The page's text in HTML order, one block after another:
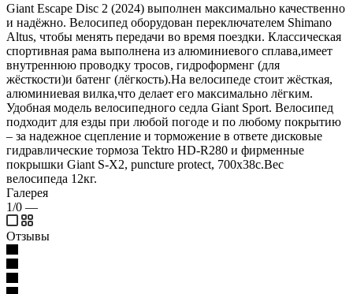
Giant Escape Disc 2 (2024) выполнен максимально качественно
и надёжно. Велосипед оборудован переключателем Shimano
Altus, чтобы менять передачи во время поездки. Классическая
спортивная рама выполнена из алюминиевого сплава,имеет
внутреннюю проводку тросов, гидроформенг (для
жёсткости)и батенг (лёгкость).На велосипеде стоит жёсткая,
алюминиевая вилка,что делает его максимально лёгким.
Удобная модель велосипедного седла Giant Sport. Велосипед
подходит для езды при любой погоде и по любому покрытию
– за надежное сцепление и торможение в ответе дисковые
гидравлические тормоза Tektro HD-R280 и фирменные
покрышки Giant S-X2, puncture protect, 700x38c.Вес
велосипеда 12кг.
Галерея
1/0 —
Отзывы